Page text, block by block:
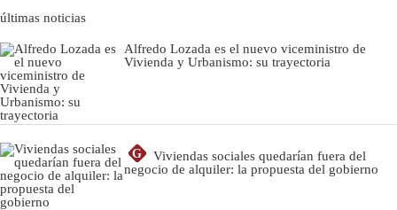
últimas noticias
Alfredo Lozada es el nuevo viceministro de
Vivienda y Urbanismo: su trayectoria
G
Viviendas sociales quedarían fuera del
negocio de alquiler: la propuesta del gobierno